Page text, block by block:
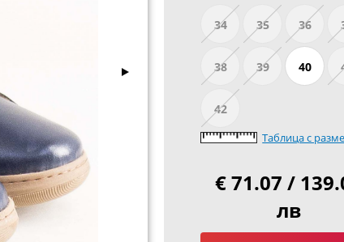
34 35 36
38 39 40
42
Таблица с
€ 71.07 /
лв